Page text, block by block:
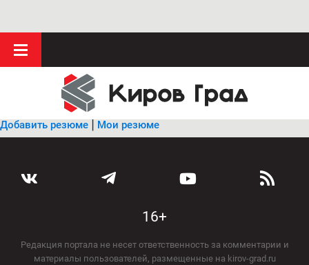
Добавить резюме Мои резюме
16+
Редакция портала не несет ответственность за комментарии и
материалы пользователей, размещенные на kirov-grad.ru